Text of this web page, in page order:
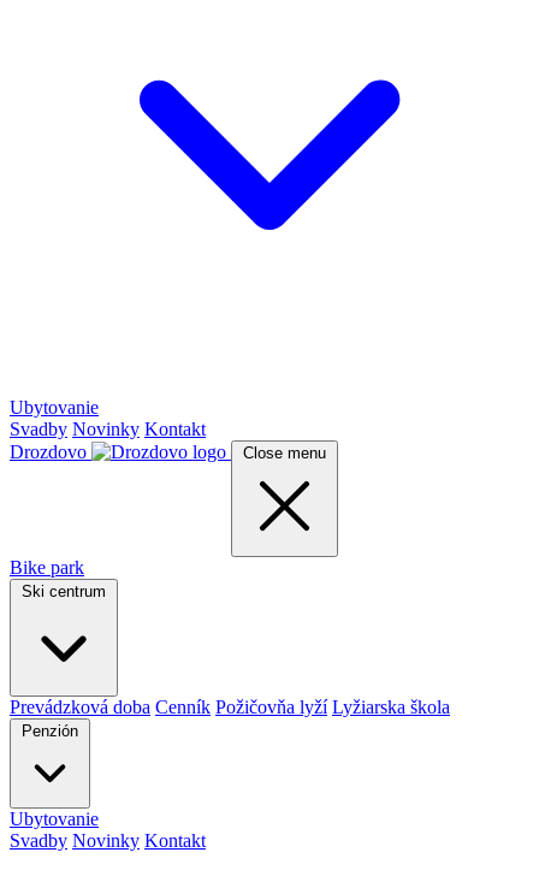
Ubytovanie
Svadby Novinky Kontakt
Drozdovo
Close menu
Bike park
Ski centrum
Prevádzková doba Cenník Požičovňa lyží Lyžiarska škola
Penzión
Ubytovanie
Svadby Novinky Kontakt